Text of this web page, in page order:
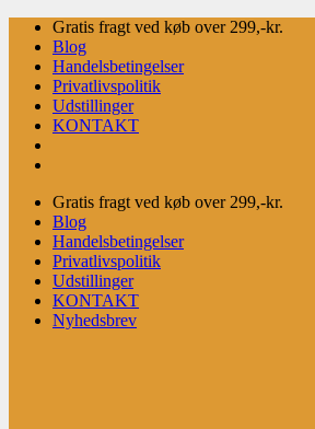
Fortsæt
indhold
Gratis fragt ved køb over 299,-kr.
Blog
Handelsbetingelser
Privatlivspolitik
Udstillinger
KONTAKT
Gratis fragt ved køb over 299,-kr.
Blog
Handelsbetingelser
Privatlivspolitik
Udstillinger
KONTAKT
Nyhedsbrev